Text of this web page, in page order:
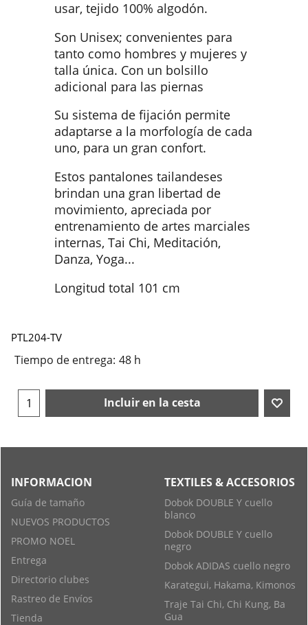
usar, tejido 100% algodón.
Son Unisex; convenientes para
tanto como hombres y mujeres y
talla única. Con un bolsillo
adicional para las piernas
Su sistema de fijación permite
adaptarse a la morfología de cada
uno, para un gran confort.
Estos pantalones tailandeses
brindan una gran libertad de
movimiento, apreciada por
entrenamiento de artes marciales
internas, Tai Chi, Meditación,
Danza, Yoga...
Longitud total 101 cm
PTL204-TV
Tiempo de entrega: 48 h
Incluir en la cesta
INFORMACION
Guía de tamaño
NUEVOS PRODUCTOS
PROMO NOEL
Entrega
Directorio clubes
Rastreo de Envíos
Tienda
TEXTILES & ACCESORIOS
Dobok DOUBLE Y cuello
blanco
Dobok DOUBLE Y cuello
negro
Dobok ADIDAS cuello negro
Karategui, Hakama, Kimonos
Traje Tai Chi, Chi Kung, Ba
Gua